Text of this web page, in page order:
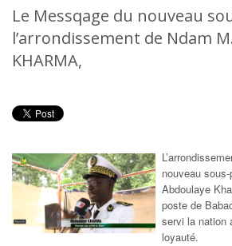
Le Messqage du nouveau
l’arrondissement de Ndam
KHARMA,
nouveau
Abdoulaye
poste de
servi la nation
loyauté.